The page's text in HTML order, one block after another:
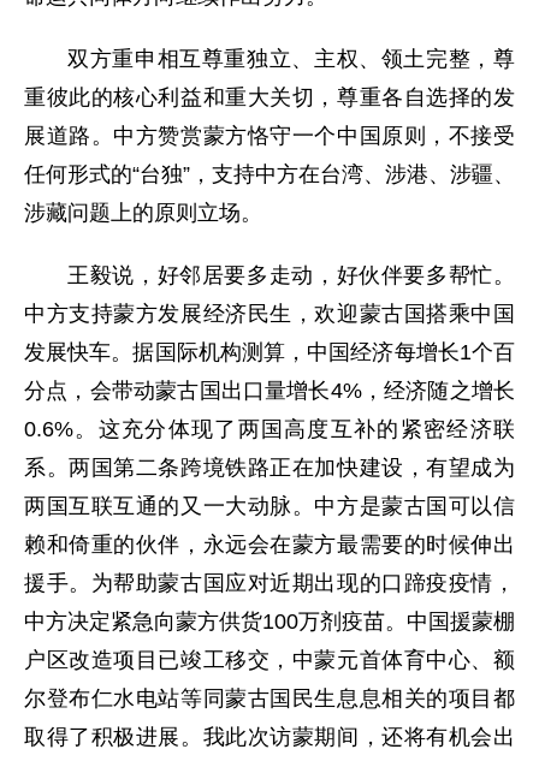
双方重申相互尊重独立、主权、领土完整，尊
重彼此的核心利益和重大关切，尊重各自选择的发
展道路。中方赞赏蒙方恪守一个中国原则，不接受
任何形式的“台独”，支持中方在台湾、涉港、涉疆、
涉藏问题上的原则立场。
王毅说，好邻居要多走动，好伙伴要多帮忙。
中方支持蒙方发展经济民生，欢迎蒙古国搭乘中国
发展快车。据国际机构测算，中国经济每增长1个百
分点，会带动蒙古国出口量增长4%，经济随之增长
0.6%。这充分体现了两国高度互补的紧密经济联
系。两国第二条跨境铁路正在加快建设，有望成为
两国互联互通的又一大动脉。中方是蒙古国可以信
赖和倚重的伙伴，永远会在蒙方最需要的时候伸出
援手。为帮助蒙古国应对近期出现的口蹄疫疫情，
中方决定紧急向蒙方供货100万剂疫苗。中国援蒙棚
户区改造项目已竣工移交，中蒙元首体育中心、额
尔登布仁水电站等同蒙古国民生息息相关的项目都
取得了积极进展。我此次访蒙期间，还将有机会出